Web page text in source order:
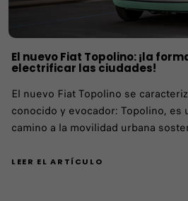
El nuevo Fiat Topolino: ¡la
electrificar las ciudades!
El nuevo Fiat Topolino se
conocido y evocador: Topolino, es
camino a la movilidad urbana
LEER EL ARTÍCULO